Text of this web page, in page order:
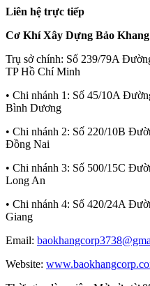
Liên hệ trực tiếp
Cơ Khí Xây Dựng Bảo Khang
Trụ sở chính: Số 239/79A
TP Hồ Chí Minh
• Chi nhánh 1: Số 45/10A
Bình Dương
• Chi nhánh 2: Số 220/10B
Đồng Nai
• Chi nhánh 3: Số 500/15C
Long An
• Chi nhánh 4: Số 420/24A
Giang
Email:
Website: